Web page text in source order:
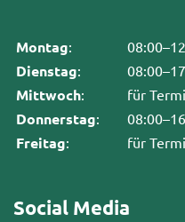
Montag:
Dienstag:
Mittwoch: für
Donnerstag:
Freitag: für
Social Media